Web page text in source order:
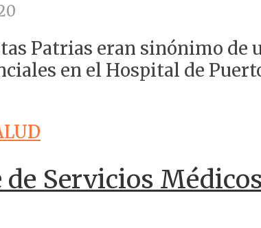
Patrias eran sinónimo
en el Hospital de
Servicios